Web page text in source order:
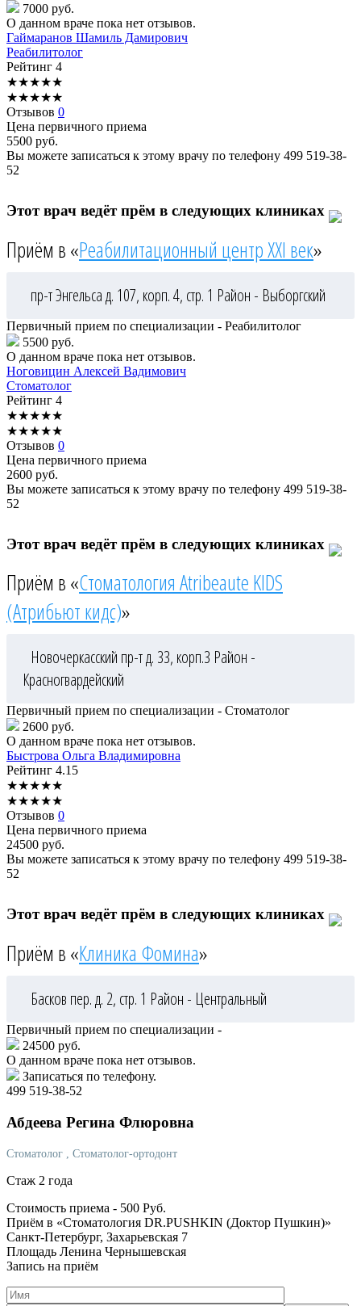
7000 руб.
О данном враче пока нет отзывов.
Гаймаранов Шамиль Дамирович
Реабилитолог
Рейтинг 4
★★★★★
★★★★★
Отзывов 0
Цена первичного приема
5500 руб.
Вы можете записаться к этому врачу по телефону 499 519-38-
52
Этот врач ведёт прём в следующих клиниках
Приём в «Реабилитационный центр XXI век»
пр-т Энгельса д. 107, корп. 4, стр. 1 Район - Выборгский
Первичный прием по специализации - Реабилитолог
5500 руб.
О данном враче пока нет отзывов.
Ноговицин Алексей Вадимович
Стоматолог
Рейтинг 4
★★★★★
★★★★★
Отзывов 0
Цена первичного приема
2600 руб.
Вы можете записаться к этому врачу по телефону 499 519-38-
52
Этот врач ведёт прём в следующих клиниках
Приём в «Стоматология Atribeaute KIDS
(Атрибьют кидс)»
Новочеркасский пр-т д. 33, корп.3 Район -
Красногвардейский
Первичный прием по специализации - Стоматолог
2600 руб.
О данном враче пока нет отзывов.
Быстрова Ольга Владимировна
Рейтинг 4.15
★★★★★
★★★★★
Отзывов 0
Цена первичного приема
24500 руб.
Вы можете записаться к этому врачу по телефону 499 519-38-
52
Этот врач ведёт прём в следующих клиниках
Приём в «Клиника Фомина»
Басков пер. д. 2, стр. 1 Район - Центральный
Первичный прием по специализации -
24500 руб.
О данном враче пока нет отзывов.
Записаться по телефону.
499 519-38-52
Абдеева Регина Флюровна
Стоматолог , Стоматолог-ортодонт
Стаж 2 года
Стоимость приема - 500 Руб.
Приём в «Стоматология DR.PUSHKIN (Доктор Пушкин)»
Санкт-Петербург, Захарьевская 7
Площадь Ленина Чернышевская
Запись на приём